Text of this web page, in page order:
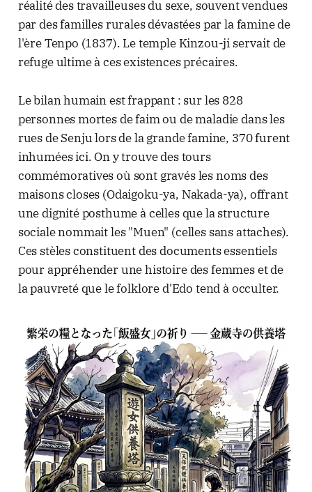
réalité des travailleuses du sexe, souvent vendues
par des familles rurales dévastées par la famine de
l'ère Tenpo (1837). Le temple Kinzou-ji servait de
refuge ultime à ces existences précaires.
Le bilan humain est frappant : sur les 828
personnes mortes de faim ou de maladie dans les
rues de Senju lors de la grande famine, 370 furent
inhumées ici. On y trouve des tours
commémoratives où sont gravés les noms des
maisons closes (Odaigoku-ya, Nakada-ya), offrant
une dignité posthume à celles que la structure
sociale nommait les "Muen" (celles sans attaches).
Ces stèles constituent des documents essentiels
pour appréhender une histoire des femmes et de
la pauvreté que le folklore d'Edo tend à occulter.